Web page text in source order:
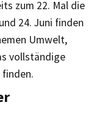
zum 22. Mal die
24. Juni finden
Umwelt,
vollständige